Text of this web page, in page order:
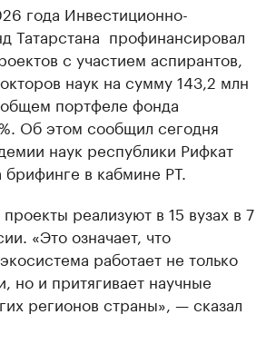
года Инвестиционно-
Татарстана профинансировал
с участием аспирантов,
наук на сумму 143,2 млн
портфеле фонда
Об этом сообщил сегодня
наук республики Рифкат
в кабмине РТ.
реализуют в 15 вузах в 7
«Это означает, что
работает не только
но и притягивает научные
регионов страны», — сказал